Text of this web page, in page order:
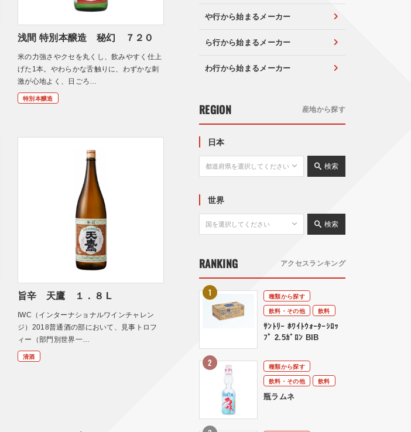
浅間 特別本醸造 秘幻 ７２０
米の力強さやクセを丸くし、飲みやすく仕上
げた1本。やわらかな舌触りに、わずかな刺
激が心地よく、日ごろ…
特別本醸造
旨辛 天鷹 １．８ L
IWC（インターナショナルワインチャレン
ジ）2018普通酒の部において、見事トロフ
ィー（部門別世界一…
清酒
や行から始まるメーカー
ら行から始まるメーカー
わ行から始まるメーカー
REGION 産地から探す
日本
検索
世界
検索
RANKING アクセスランキング
種類から探す
飲料・その他
飲料
ｻﾝﾄﾘｰ ﾎﾜｲﾄｳｫｰﾀｰｼﾛｯ
ﾌﾟ 2.5ｶﾞﾛﾝ BIB
種類から探す
飲料・その他
飲料
瓶ラムネ